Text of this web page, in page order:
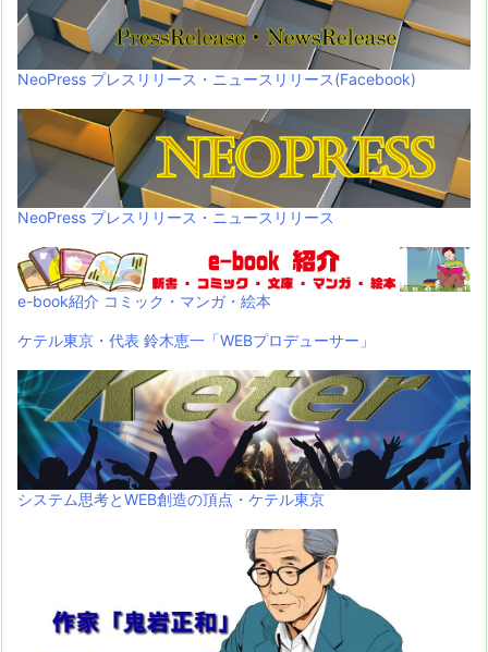
NeoPress プレスリリース・ニュースリリース(Facebook)
NeoPress プレスリリース・ニュースリリース
e-book紹介 コミック・マンガ・絵本
ケテル東京・代表 鈴木恵一「WEBプロデューサー」
システム思考とWEB創造の頂点・ケテル東京